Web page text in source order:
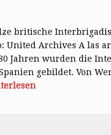
britische
United Archives A las
Jahren wurden die
gebildet. Von